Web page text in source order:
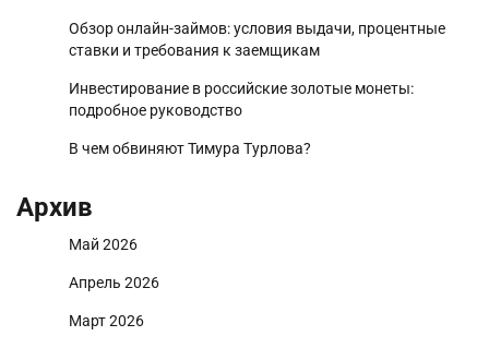
Обзор онлайн-займов: условия выдачи, процентные
ставки и требования к заемщикам
Инвестирование в российские золотые монеты:
подробное руководство
В чем обвиняют Тимура Турлова?
Архив
Май 2026
Апрель 2026
Март 2026